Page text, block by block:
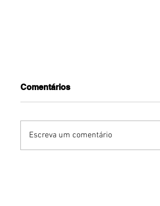
Comentários
Escreva um comentário